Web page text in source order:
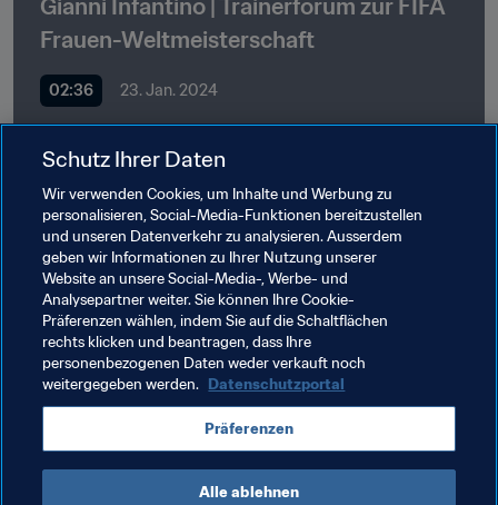
Gianni Infantino | Trainerforum zur FIFA
Frauen-Weltmeisterschaft
02:36 23. Jan. 2024
Verwandte Themen
Frauenfussball Technische Studiengruppe (TSG)
Organisation
FIFA Frauen-Weltmeisterschaft Australien &
Neuseeland 2023™
Schutz Ihrer Daten
Wir verwenden Cookies, um Inhalte und Werbung zu
personalisieren, Social-Media-Funktionen bereitzustellen
und unseren Datenverkehr zu analysieren. Ausserdem
geben wir Informationen zu Ihrer Nutzung unserer
Website an unsere Social-Media-, Werbe- und
Analysepartner weiter. Sie können Ihre Cookie-
Präferenzen wählen, indem Sie auf die Schaltflächen
rechts klicken und beantragen, dass Ihre
personenbezogenen Daten weder verkauft noch
weitergegeben werden. Datenschutzportal
Präferenzen
Alle ablehnen